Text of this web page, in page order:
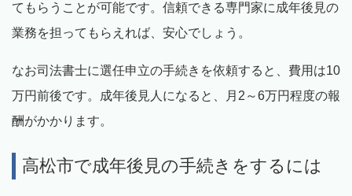
てもらうことが可能です。信頼できる専門家に成年後見の
業務を担ってもらえれば、安心でしょう。
なお司法書士に選任申立の手続きを依頼すると、費用は10
万円前後です。成年後見人になると、月2～6万円程度の報
酬がかかります。
高松市で成年後見の手続きをするには